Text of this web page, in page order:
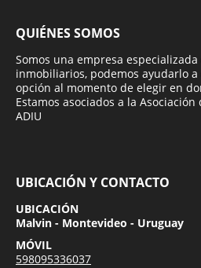
QUIÉNES SOMOS
Somos una empresa
inmobiliarios, podemos ayudarlo
opción al momento de elegir en
Estamos asociados a la
ADIU
UBICACIÓN Y CONTACTO
UBICACIÓN
Malvin - Montevideo - Uruguay
MÓVIL
598095336037